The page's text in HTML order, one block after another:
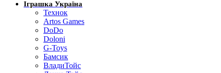
Іграшка Україна
Технок
Artos Games
DoDo
Doloni
G-Toys
Бамсик
ВладиТойс